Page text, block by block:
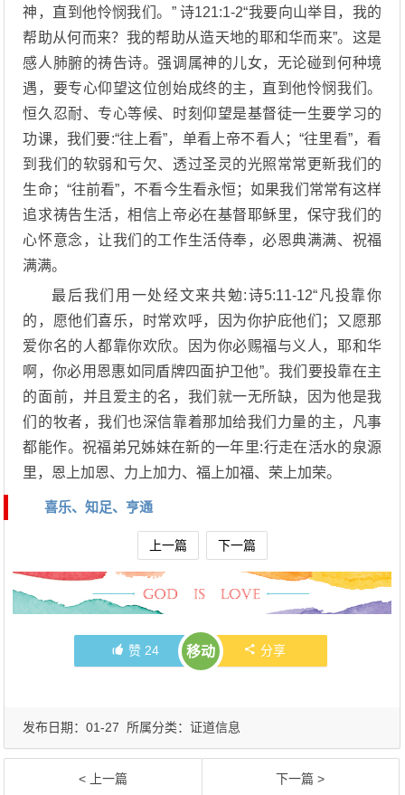
神，直到他怜悯我们。” 诗121:1-2“我要向山举目，我的
帮助从何而来？我的帮助从造天地的耶和华而来”。这是
感人肺腑的祷告诗。强调属神的儿女，无论碰到何种境
遇，要专心仰望这位创始成终的主，直到他怜悯我们。
恒久忍耐、专心等候、时刻仰望是基督徒一生要学习的
功课，我们要:“往上看”，单看上帝不看人；“往里看”，看
到我们的软弱和亏欠、透过圣灵的光照常常更新我们的
生命；“往前看”，不看今生看永恒；如果我们常常有这样
追求祷告生活，相信上帝必在基督耶稣里，保守我们的
心怀意念，让我们的工作生活侍奉，必恩典满满、祝福
满满。
最后我们用一处经文来共勉:诗5:11-12“凡投靠你
的，愿他们喜乐，时常欢呼，因为你护庇他们；又愿那
爱你名的人都靠你欢欣。因为你必赐福与义人，耶和华
啊，你必用恩惠如同盾牌四面护卫他”。我们要投靠在主
的面前，并且爱主的名，我们就一无所缺，因为他是我
们的牧者，我们也深信靠着那加给我们力量的主，凡事
都能作。祝福弟兄姊妹在新的一年里:行走在活水的泉源
里，恩上加恩、力上加力、福上加福、荣上加荣。
喜乐、知足、亨通
上一篇 下一篇
赞 24 移动 分享
发布日期：01-27 所属分类：证道信息
< 上一篇
下一篇 >